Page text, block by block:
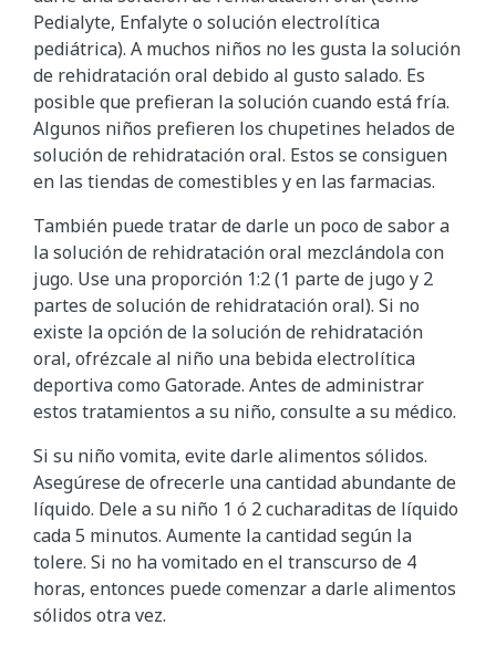
Pedialyte, Enfalyte o solución electrolítica
pediátrica). A muchos niños no les gusta la solución
de rehidratación oral debido al gusto salado. Es
posible que prefieran la solución cuando está fría.
Algunos niños prefieren los chupetines helados de
solución de rehidratación oral. Estos se consiguen
en las tiendas de comestibles y en las farmacias.
También puede tratar de darle un poco de sabor a
la solución de rehidratación oral mezclándola con
jugo. Use una proporción 1:2 (1 parte de jugo y 2
partes de solución de rehidratación oral). Si no
existe la opción de la solución de rehidratación
oral, ofrézcale al niño una bebida electrolítica
deportiva como Gatorade. Antes de administrar
estos tratamientos a su niño, consulte a su médico.
Si su niño vomita, evite darle alimentos sólidos.
Asegúrese de ofrecerle una cantidad abundante de
líquido. Dele a su niño 1 ó 2 cucharaditas de líquido
cada 5 minutos. Aumente la cantidad según la
tolere. Si no ha vomitado en el transcurso de 4
horas, entonces puede comenzar a darle alimentos
sólidos otra vez.